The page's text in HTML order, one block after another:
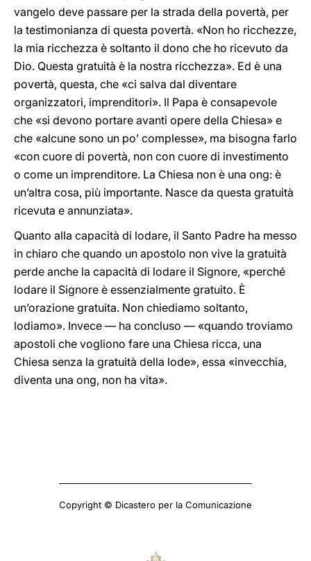
vangelo deve passare per la strada della povertà, per
la testimonianza di questa povertà. «Non ho ricchezze,
la mia ricchezza è soltanto il dono che ho ricevuto da
Dio. Questa gratuità è la nostra ricchezza». Ed è una
povertà, questa, che «ci salva dal diventare
organizzatori, imprenditori». Il Papa è consapevole
che «si devono portare avanti opere della Chiesa» e
che «alcune sono un po’ complesse», ma bisogna farlo
«con cuore di povertà, non con cuore di investimento
o come un imprenditore. La Chiesa non è una ong: è
un’altra cosa, più importante. Nasce da questa gratuità
ricevuta e annunziata».
Quanto alla capacità di lodare, il Santo Padre ha messo
in chiaro che quando un apostolo non vive la gratuità
perde anche la capacità di lodare il Signore, «perché
lodare il Signore è essenzialmente gratuito. È
un’orazione gratuita. Non chiediamo soltanto,
lodiamo». Invece — ha concluso — «quando troviamo
apostoli che vogliono fare una Chiesa ricca, una
Chiesa senza la gratuità della lode», essa «invecchia,
diventa una ong, non ha vita».
Copyright © Dicastero per la Comunicazione